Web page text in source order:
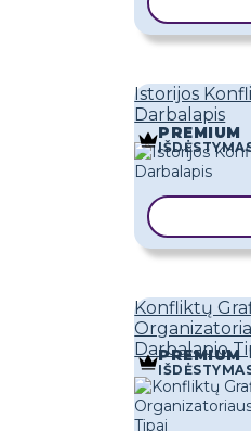
Istorijos
Darbalapis
PREMIUM
Konfliktų
Darbalapio
PREMIUM